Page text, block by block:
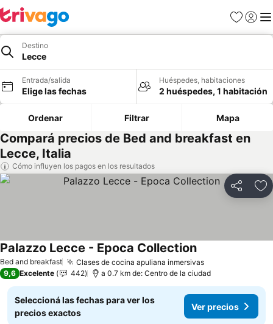
Favoritos
Iniciar
Destino
Lecce
Entrada/salida
Elige las fechas
Huéspedes, habitaciones
2 huéspedes, 1 habitación
Ordenar Filtrar Mapa
Compará precios de Bed and breakfast en
Lecce, Italia
Cómo influyen los pagos en los resultados
Compartir
Bed and breakfast Clases de cocina apuliana inmersivasVer precios
Palazzo Lecce - Epoca CollectionVer precios
9,6 Excelente 442 a 0.7 km de: Centro de la ciudad
Seleccioná las fechas para ver los
precios exactos
Ver precios